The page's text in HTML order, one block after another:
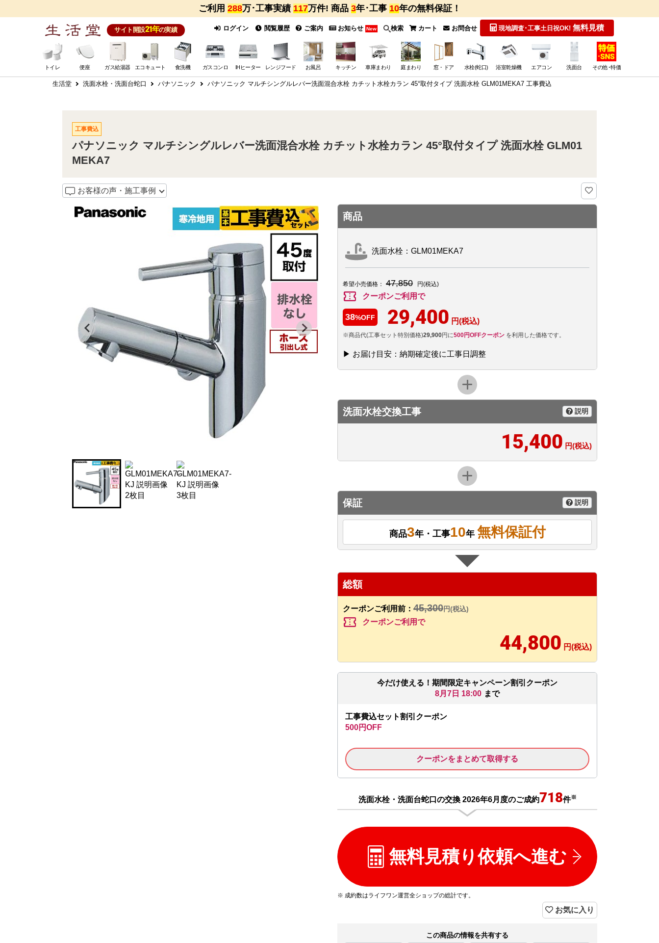
ご利用 288万･工事実績 117万件! 商品 3年･工事 10年の無料保証！
サイト開設21年の実績 ログイン 閲覧履歴 ご案内 お知らせ New 検索 カート お問合せ 現地調査･工事土日祝OK! 無料見積
トイレ 便座 ガス給湯器 エコキュート 食洗機 ガスコンロ IHヒーター レンジフード お風呂 キッチン 車庫まわり 庭まわり 窓・ドア 水栓(蛇口) 浴室乾燥機 エアコン 洗面台 その他･特価
生活堂 洗面水栓・洗面台蛇口 パナソニック パナソニック マルチシングルレバー洗面混合水栓 カチット水栓カラン 45°取付タイプ 洗面水栓 GLM01MEKA7 工事費込
工事費込
パナソニック マルチシングルレバー洗面混合水栓 カチット水栓カラン 45°取付タイプ 洗面水栓 GLM01
MEKA7
お客様の声・施工事例
商品
洗面水栓：GLM01MEKA7
希望小売価格： 47,850 円(税込)
confirmation_number クーポンご利用で
38%OFF 29,400 円(税込)
※商品代(工事セット特別価格)29,900円に500円OFFクーポン を利用した価格です。
▶ お届け目安：納期確定後に工事日調整
洗面水栓交換工事 説明
15,400 円(税込)
保証 説明
商品3年・工事10年 無料保証付
総額
クーポンご利用前： 45,300円(税込)
confirmation_number クーポンご利用で
44,800 円(税込)
今だけ使える！期間限定キャンペーン割引クーポン
8月7日 18:00 まで
工事費込セット割引クーポン
500円OFF
クーポンをまとめて取得する
洗面水栓・洗面台蛇口の交換 2026年6月度のご成約718件※
無料見積り依頼へ進む
※ 成約数はライフワン運営全ショップの総計です。
お気に入り
この商品の情報を共有する